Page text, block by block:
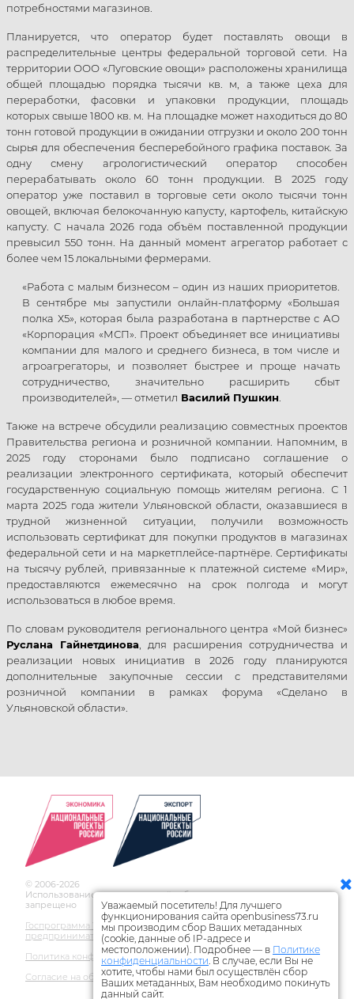
потребностями магазинов.
Планируется, что оператор будет поставлять овощи в
распределительные центры федеральной торговой сети. На
территории ООО «Луговские овощи» расположены хранилища
общей площадью порядка тысячи кв. м, а также цеха для
переработки, фасовки и упаковки продукции, площадь
которых свыше 1800 кв. м. На площадке может находиться до 80
тонн готовой продукции в ожидании отгрузки и около 200 тонн
сырья для обеспечения бесперебойного графика поставок. За
одну смену агрологистический оператор способен
перерабатывать около 60 тонн продукции. В 2025 году
оператор уже поставил в торговые сети около тысячи тонн
овощей, включая белокочанную капусту, картофель, китайскую
капусту. С начала 2026 года объём поставленной продукции
превысил 550 тонн. На данный момент агрегатор работает с
более чем 15 локальными фермерами.
«Работа с малым бизнесом – один из наших приоритетов.
В сентябре мы запустили онлайн-платформу «Большая
полка Х5», которая была разработана в партнерстве с АО
«Корпорация «МСП». Проект объединяет все инициативы
компании для малого и среднего бизнеса, в том числе и
агроагрегаторы, и позволяет быстрее и проще начать
сотрудничество, значительно расширить сбыт
производителей», — отметил Василий Пушкин
Также на встрече обсудили реализацию совместных проектов
Правительства региона и розничной компании. Напомним, в
2025 году сторонами было подписано соглашение о
реализации электронного сертификата, который обеспечит
государственную социальную помощь жителям региона. С 1
марта 2025 года жители Ульяновской области, оказавшиеся в
трудной жизненной ситуации, получили возможность
использовать сертификат для покупки продуктов в магазинах
федеральной сети и на маркетплейсе-партнёре. Сертификаты
на тысячу рублей, привязанные к платежной системе «Мир»,
предоставляются ежемесячно на срок полгода и могут
использоваться в любое время.
По словам руководителя регионального центра «Мой бизнес»
Руслана Гайнетдинова , для расширения сотрудничества и
реализации новых инициатив в 2026 году планируются
дополнительные закупочные сессии с представителями
розничной компании в рамках форума «Сделано в
Ульяновской области».
© 2006-2026
Использование материалов сайта без ссылки на источник
запрещено
Госпрограмма Ульяновской области по развитию
предпринимательства
Политика конфиденциальности
Согласие на обработку персональных данных
Уважаемый посетитель! Для лучшего
функционирования сайта openbusiness73.ru
мы производим сбор Ваших метаданных
(cookie, данные об IP-адресе и
местоположении). Подробнее — в Политике
конфиденциальности. В случае, если Вы не
хотите, чтобы нами был осуществлён сбор
Ваших метаданных, Вам необходимо покинуть
данный сайт.